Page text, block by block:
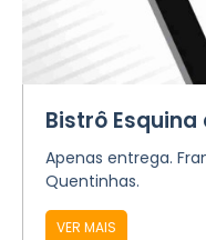
Bistrô Esquina
Apenas entrega.
Quentinhas.
VER MAIS